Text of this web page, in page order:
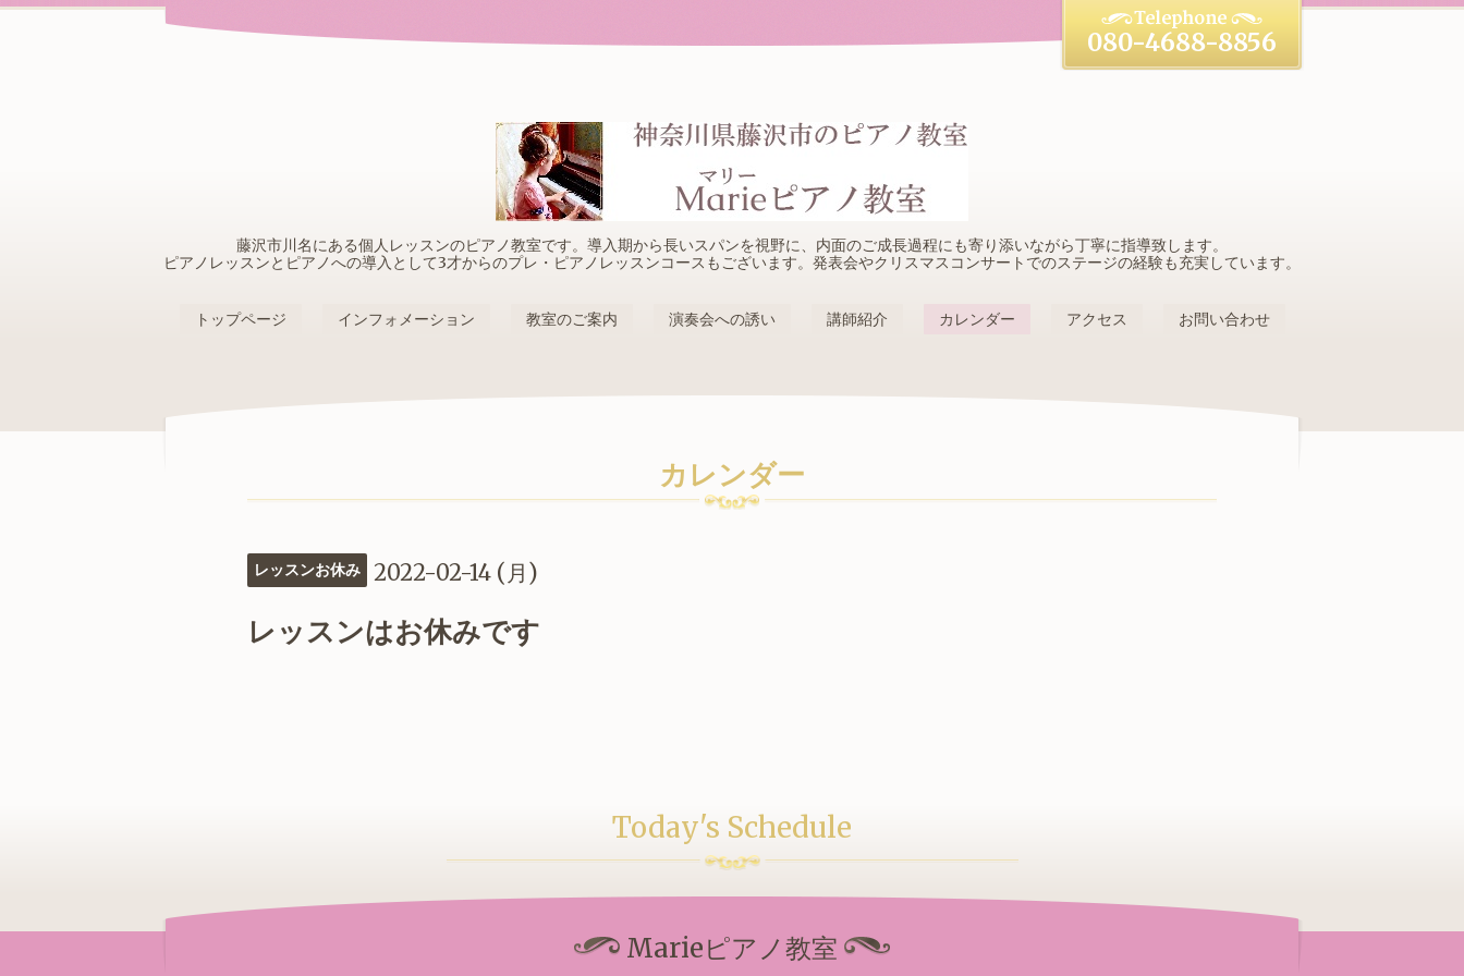
藤沢市川名にある個人レッスンのピアノ教室です。導入期から長いスパンを視野に、内面のご成長過程にも寄り添いながら丁寧に指導致します。
ピアノレッスンとピアノへの導入として3才からのプレ・ピアノレッスンコースもございます。発表会やクリスマスコンサートでのステージの経験も充実しています。
080-4688-8856
トップページ インフォメーション 教室のご案内 演奏会への誘い 講師紹介 カレンダー アクセス お問い合わせ
カレンダー
レッスンお休み 2022-02-14 (月)
レッスンはお休みです
Today's Schedule
Marieピアノ教室